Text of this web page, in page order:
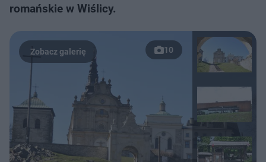
romańskie w Wiślicy.
10